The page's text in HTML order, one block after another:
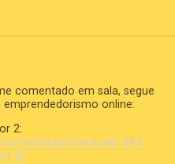
comentado em sala, segue
online:
2:
nerdcast/nerdcast-243-
2/